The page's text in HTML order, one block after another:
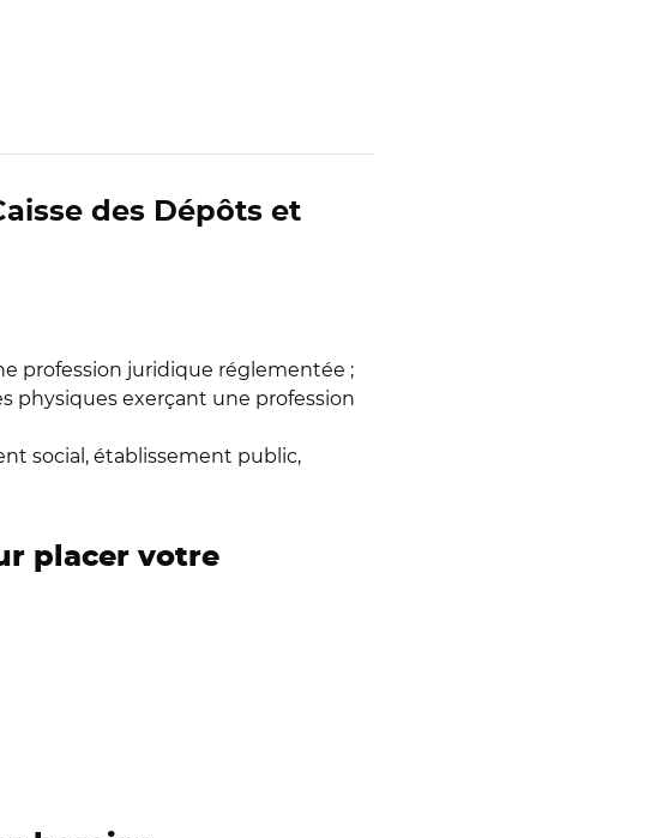
des Dépôts et
profession juridique réglementée ;
physiques exerçant une profession
social, établissement public,
placer votre